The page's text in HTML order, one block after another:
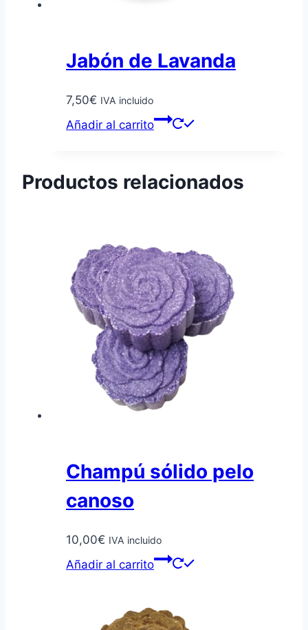
Jabón de Lavanda
7,50€ IVA incluido
Añadir al carrito
Productos relacionados
Champú sólido pelo
canoso
10,00€ IVA incluido
Añadir al carrito